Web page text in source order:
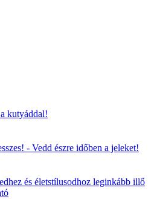
kutyáddal!
- Vedd észre időben a jeleket!
és életstílusodhoz leginkább illő